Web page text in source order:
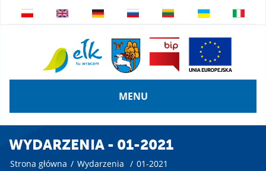
MENU
WYDARZENIA - 01-2021
Strona główna / Wydarzenia / 01-2021